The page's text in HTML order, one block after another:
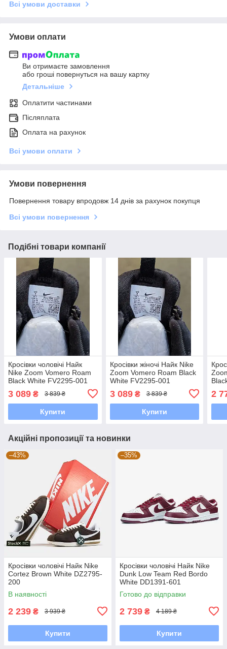
Всі умови доставки
Умови оплати
Ви отримаєте замовлення
або гроші повернуться на вашу картку
Детальніше
Оплатити частинами
Післяплата
Оплата на рахунок
Всі умови оплати
Умови повернення
Повернення товару впродовж 14 днів за рахунок покупця
Всі умови повернення
Подібні товари компанії
Кросівки чоловічі Найк
Nike Zoom Vomero Roam
Black White FV2295-001
3 089 ₴ 3 839 ₴
Купити
Кросівки жіночі Найк Nike
Zoom Vomero Roam Black
White FV2295-001
3 089₴ 3 839 ₴
Купити
2
Акційні пропозиції та новинки
–43%
Кросівки чоловічі Найк Nike
Cortez Brown White DZ2795-
200
В наявності
2 239 ₴ 3 939 ₴
Купити
–35%
Кросівки чоловічі Найк Nike
Dunk Low Team Red Bordo
White DD1391-601
Готово до відправки
2 739 ₴ 4 189 ₴
Купити